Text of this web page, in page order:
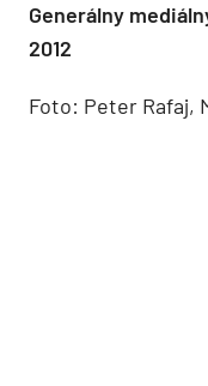
Generálny
2012
Foto: Peter Rafaj,